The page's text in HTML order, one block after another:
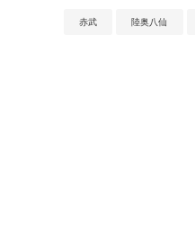
赤武 陸奥八仙